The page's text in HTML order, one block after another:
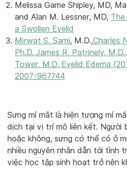
Melissa Game Shipley, MD,
and Alan M. Lessner, MD,
a Swollen Eyelid
Mirwat S. Sami, M.D.,Charles
Ph.D.,James R. Patrinely,
Tower, M.D, Eyelid Edema
2007-967744
Sưng mí mắt là hiện tượng mí
dịch tại vị trí mô liên kết. Người
hoặc không, sưng có thể có ở
nhiều nguyên nhân dẫn tới tình
việc học tập sinh hoạt trở nên